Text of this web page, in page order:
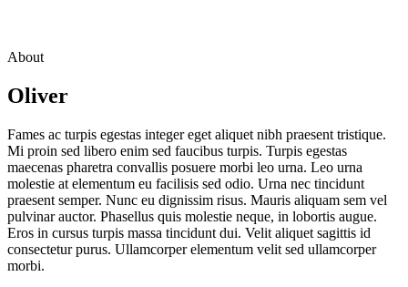
About
Oliver
Fames ac turpis egestas integer eget aliquet nibh praesent tristique.
Mi proin sed libero enim sed faucibus turpis. Turpis egestas
maecenas pharetra convallis posuere morbi leo urna. Leo urna
molestie at elementum eu facilisis sed odio. Urna nec tincidunt
praesent semper. Nunc eu dignissim risus. Mauris aliquam sem vel
pulvinar auctor. Phasellus quis molestie neque, in lobortis augue.
Eros in cursus turpis massa tincidunt dui. Velit aliquet sagittis id
consectetur purus. Ullamcorper elementum velit sed ullamcorper
morbi.